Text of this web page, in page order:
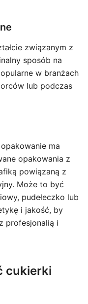
związanym z
sposób na
w branżach
lub podczas
ma
opakowania z
powiązaną z
Może to być
pudełeczko lub
i jakość, by
profesjonalią i
cukierki